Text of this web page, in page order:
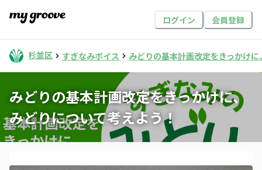
ログイン 会員登録
杉並区 すぎなみボイス みどりの基本計画改定をきっかけ
みどりの基本計画改定をきっかけに、
みどりについて考えよう！